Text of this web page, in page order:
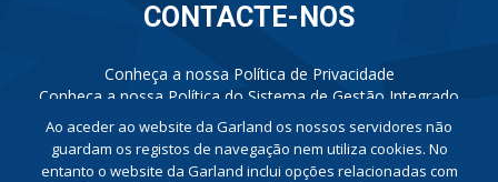
CONTACTE-NOS
Conheça a nossa Política de Privacidade
Conheça a nossa Política do Sistema de Gestão Integrado
Livro de Reclamações
Canal de Denúncias
Ao aceder ao website da Garland os nossos servidores não
guardam os registos de navegação nem utiliza cookies. No
entanto o website da Garland inclui opções relacionadas com